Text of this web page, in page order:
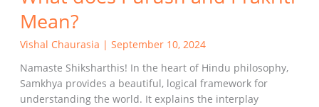
Mean?
Vishal Chaurasia | September 10, 2024
Namaste Shiksharthis! In the heart of Hindu philosophy,
Samkhya provides a beautiful, logical framework for
understanding the world. It explains the interplay